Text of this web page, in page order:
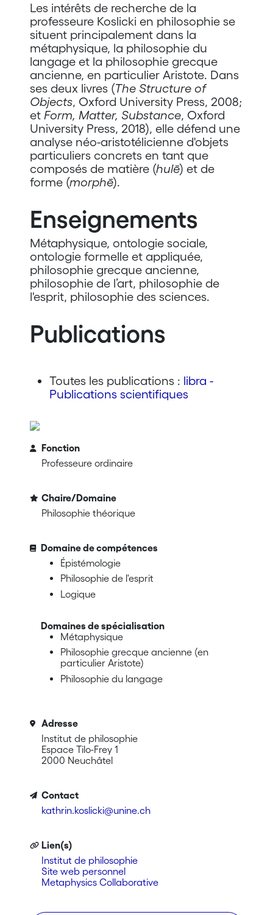
Les intérêts de recherche de la
professeure Koslicki en philosophie se
situent principalement dans la
métaphysique, la philosophie du
langage et la philosophie grecque
ancienne, en particulier Aristote. Dans
ses deux livres (The Structure of
Objects, Oxford University Press, 2008;
et Form, Matter, Substance, Oxford
University Press, 2018), elle défend une
analyse néo-aristotélicienne d'objets
particuliers concrets en tant que
composés de matière (hulē) et de
forme (morphē).
Enseignements
Métaphysique, ontologie sociale,
ontologie formelle et appliquée,
philosophie grecque ancienne,
philosophie de l’art, philosophie de
l'esprit, philosophie des sciences.
Publications
Toutes les publications : libra -
Publications scientifiques
Fonction
Professeure ordinaire
Chaire/Domaine
Philosophie théorique
Domaine de compétences
Épistémologie
Philosophie de l'esprit
Logique
Domaines de spécialisation
Métaphysique
Philosophie grecque ancienne (en
particulier Aristote)
Philosophie du langage
Adresse
Institut de philosophie
Espace Tilo-Frey 1
2000 Neuchâtel
Contact
kathrin.koslicki@unine.ch
Lien(s)
Institut de philosophie
Site web personnel
Metaphysics Collaborative